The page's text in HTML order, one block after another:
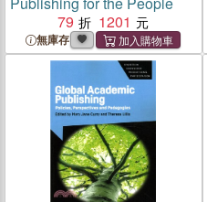
79
1201
無庫存